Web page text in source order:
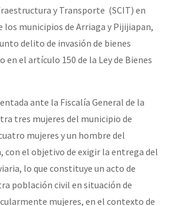
y Transporte (SCIT) en
los municipios de Arriaga y Pijijiapan,
delito de invasión de bienes
el artículo 150 de la Ley de Bienes
ante la Fiscalía General de la
tres mujeres del municipio de
mujeres y un hombre del
con el objetivo de exigir la entrega del
lo que constituye un acto de
población civil en situación de
mujeres, en el contexto de